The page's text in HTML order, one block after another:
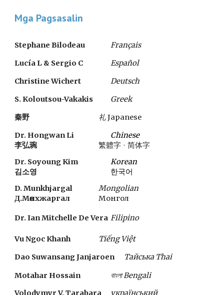
Mga Pagsasalin
Stephane Bilodeau
Français
Lucía L & Sergio C
Español
Christine Wichert
Deutsch
S. Koloutsou-Vakakis
Greek
秦野
礼 Japanese
Dr. Hongwan Li
Chinese
李弘琬
繁軆字 · 简体字
Dr. Soyoung Kim Korean
김소영
한국어
D. Munkhjargal
Mongolian
Д.Мөнхжаргал
Монгол
Dr. Ian Mitchelle De Vera Filipino
Vu Ngoc Khanh
Tiếng Việt
Dao Suwansang Janjaroen
Тайська Thai
Motahar Hossain
বাংলা Bengali
Volodymyr V. Tarabara
український